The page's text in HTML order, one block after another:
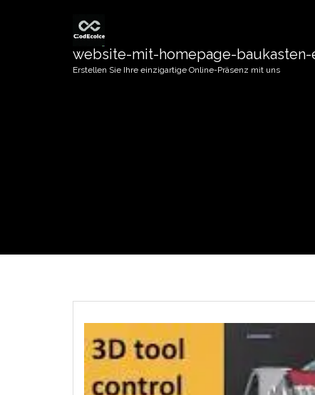
website-mit-homepage-
Erstellen Sie Ihre einzigartige Online-Präsenz mit uns